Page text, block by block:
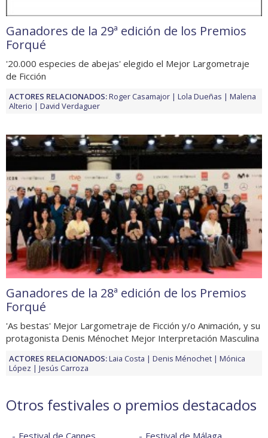
Ganadores de la 29ª edición de los Premios
Forqué
'20.000 especies de abejas' elegido el Mejor Largometraje
de Ficción
ACTORES RELACIONADOS:Roger Casamajor Lola Dueñas
Malena
Alterio
David Verdaguer
Ganadores de la 28ª edición de los Premios
Forqué
'As bestas' Mejor Largometraje de Ficción y/o Animación, y su
protagonista Denis Ménochet Mejor Interpretación Masculina
ACTORES RELACIONADOS:Laia Costa Denis Ménochet
Mónica
López
Jesús Carroza
Otros festivales o premios destacados
Festival de Cannes
Festival de Málaga